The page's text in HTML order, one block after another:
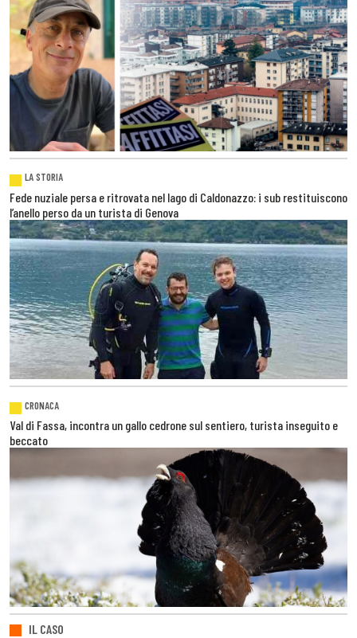
LA STORIA
Fede nuziale persa e ritrovata nel lago di Caldonazzo: i sub restituiscono
l’anello perso da un turista di Genova
CRONACA
Val di Fassa, incontra un gallo cedrone sul sentiero, turista inseguito e
beccato
IL CASO